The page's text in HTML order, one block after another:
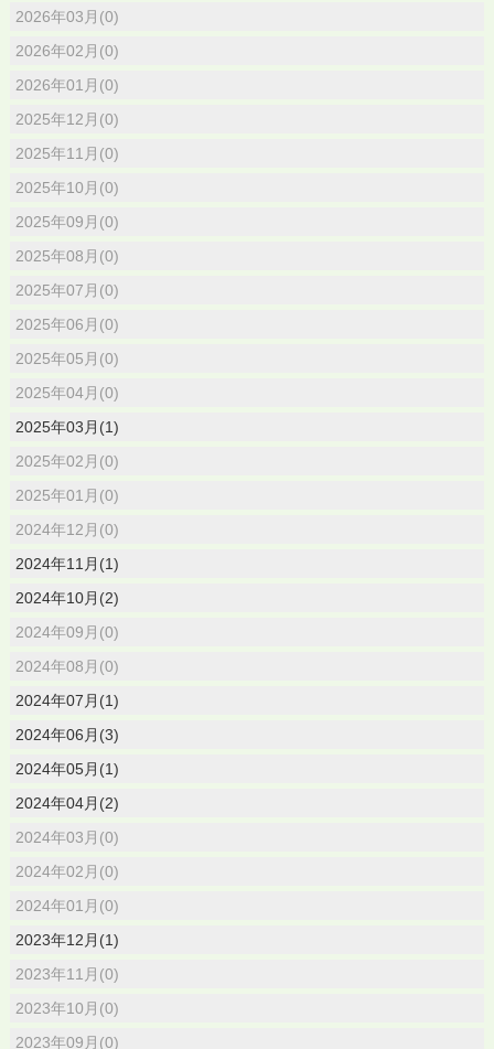
2026年03月(0)
2026年02月(0)
2026年01月(0)
2025年12月(0)
2025年11月(0)
2025年10月(0)
2025年09月(0)
2025年08月(0)
2025年07月(0)
2025年06月(0)
2025年05月(0)
2025年04月(0)
2025年03月(1)
2025年02月(0)
2025年01月(0)
2024年12月(0)
2024年11月(1)
2024年10月(2)
2024年09月(0)
2024年08月(0)
2024年07月(1)
2024年06月(3)
2024年05月(1)
2024年04月(2)
2024年03月(0)
2024年02月(0)
2024年01月(0)
2023年12月(1)
2023年11月(0)
2023年10月(0)
2023年09月(0)